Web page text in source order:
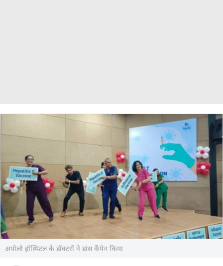
अपोलो हॉस्पिटल के डॉक्टरों ने डांस कैंपेन किया